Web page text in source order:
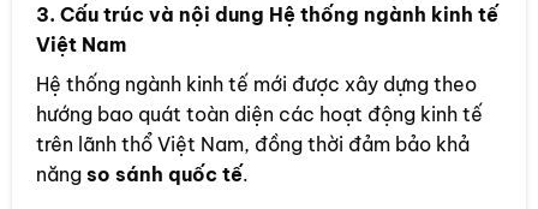
3. Cấu trúc và nội dung Hệ thống ngành kinh tế
Việt Nam
Hệ thống ngành kinh tế mới được xây dựng theo
hướng bao quát toàn diện các hoạt động kinh tế
trên lãnh thổ Việt Nam, đồng thời đảm bảo khả
năng so sánh quốc tế.